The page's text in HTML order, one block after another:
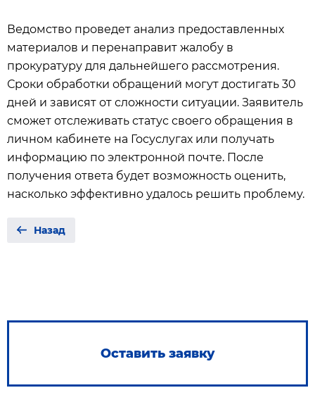
Ведомство проведет анализ предоставленных
материалов и перенаправит жалобу в
прокуратуру для дальнейшего рассмотрения.
Сроки обработки обращений могут достигать 30
дней и зависят от сложности ситуации. Заявитель
сможет отслеживать статус своего обращения в
личном кабинете на Госуслугах или получать
информацию по электронной почте. После
получения ответа будет возможность оценить,
насколько эффективно удалось решить проблему.
Назад
Оставить заявку